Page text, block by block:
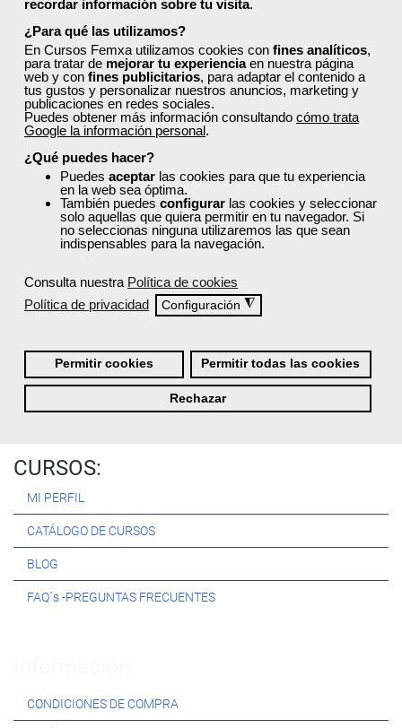
recordar información sobre tu visita.
¿Para qué las utilizamos?
En Cursos Femxa utilizamos cookies con fines analíticos,
para tratar de mejorar tu experienciaen nuestra página
web y con fines publicitarios, para adaptar el contenido a
tus gustos y personalizar nuestros anuncios, marketing y
publicaciones en redes sociales.
Puedes obtener más información consultando cómo trata
Google la información personal.
¿Qué puedes hacer?
Puedes aceptar las cookies para que tu experiencia
en la web sea óptima.
También puedes configurar las cookies y seleccionar
solo aquellas que quiera permitir en tu navegador. Si
no seleccionas ninguna utilizaremos las que sean
indispensables para la navegación.
Consulta nuestra Política de cookies
Política de privacidad
Configuración ◮
Permitir cookies Permitir todas las cookies
Rechazar
Si, quiero recibir información sobre cursos, ofertas
exclusivas y recursos para el aprendizaje.
Términos y condiciones
He leído y acepto la Política de Privacidad
Registrarse
Quiénes Somos:
Especialistas en consultoría y formación para el empleo
Nuestro objetivo diario es, única y exclusivamente, ayudarte a
conseguir tus metas profesionales ofreciéndote los mejores
CURSOS:
MI PERFIL
CATÁLOGO DE CURSOS
BLOG
FAQ´s -PREGUNTAS FRECUENTES
CONDICIONES DE COMPRA